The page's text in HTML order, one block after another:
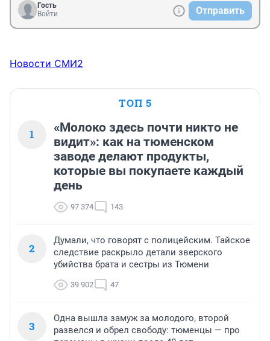
Гость
Войти
Отправить
Новости СМИ2
ТОП 5
1
«Молоко здесь почти никто не
видит»: как на тюменском
заводе делают продукты,
которые вы покупаете каждый
день
97 374 143
2
Думали, что говорят с полицейским. Тайское
следствие раскрыло детали зверского
убийства брата и сестры из Тюмени
39 902 47
3
Одна вышла замуж за молодого, второй
развелся и обрел свободу: тюменцы — про